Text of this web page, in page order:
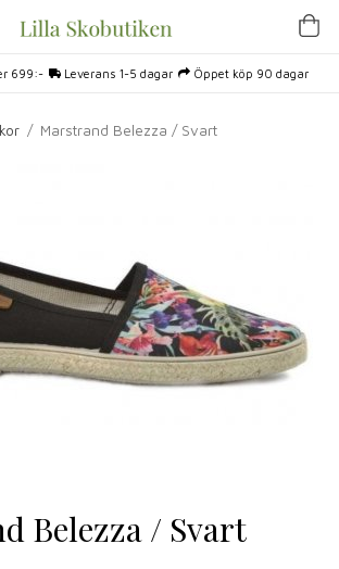
699:- Leverans 1-5 dagar Öppet köp 90 dagar
/ Marstrand Belezza / Svart
Belezza / Svart